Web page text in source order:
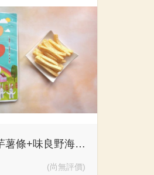
慢兔兔 洋芋薯條+味良野海苔煎餅
(尚無評價)